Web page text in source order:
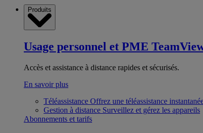
Produits
Usage personnel et PME
Accès et assistance à distance rapides et sécurisés.
En savoir plus
Téléassistance Offrez une téléassistance
Gestion à distance Surveillez et gérez les appareils
Abonnements et tarifs